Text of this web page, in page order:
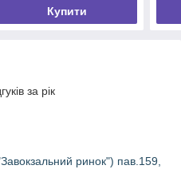
Купити
за рік
ринок") пав.159,